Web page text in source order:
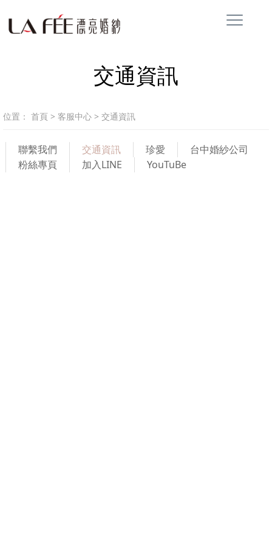
交通資訊
位置： 首頁 > 客服中心 > 交通資訊
聯繫我們 交通資訊 珍愛
台中婚紗公司
粉絲專頁
加入LINE YouTuBe